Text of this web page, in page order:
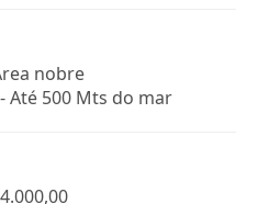
nobre
Até 500 Mts do mar